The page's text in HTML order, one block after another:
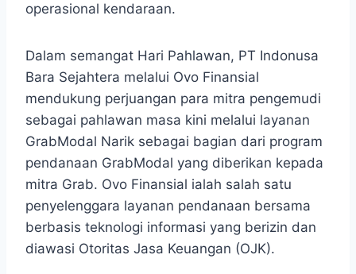
operasional kendaraan.
Dalam semangat Hari Pahlawan, PT Indonusa
Bara Sejahtera melalui Ovo Finansial
mendukung perjuangan para mitra pengemudi
sebagai pahlawan masa kini melalui layanan
GrabModal Narik sebagai bagian dari program
pendanaan GrabModal yang diberikan kepada
mitra Grab. Ovo Finansial ialah salah satu
penyelenggara layanan pendanaan bersama
berbasis teknologi informasi yang berizin dan
diawasi Otoritas Jasa Keuangan (OJK).